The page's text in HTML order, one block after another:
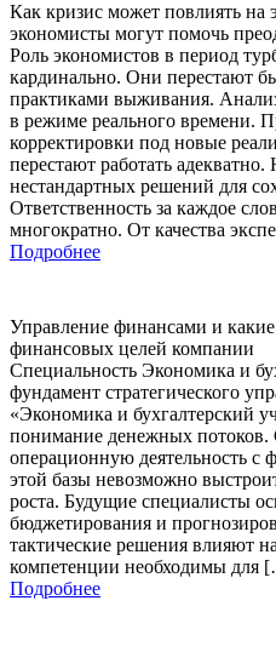
Как кризис может повлиять на
экономисты могут помочь
Роль экономистов в период
кардинально. Они перестают
практиками выживания.
в режиме реального времени.
корректировки под новые
перестают работать
нестандартных решений для
Ответственность за каждое
многократно. От качества
Подробнее
Управление финансами и
финансовых целей компании
Специальность Экономика и
фундамент стратегического
«Экономика и бухгалтерский
понимание денежных потоков.
операционную деятельность с
этой базы невозможно
роста. Будущие специалисты
бюджетирования и
тактические решения влияют
компетенции необходимы для
Подробнее